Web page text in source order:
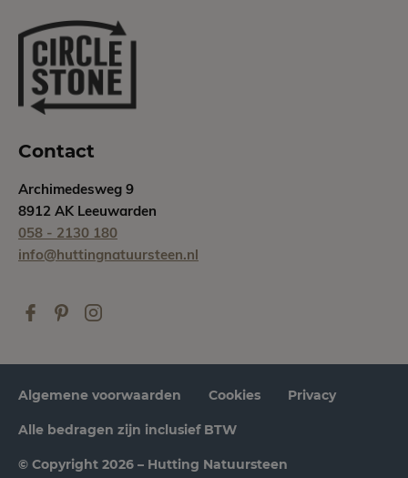
Contact
Archimedesweg 9
8912 AK Leeuwarden
058 - 2130 180
info@huttingnatuursteen.nl
© Copyright 2026 – Hutting Natuursteen
Alle bedragen zijn inclusief BTW
Algemene voorwaarden Cookies Privacy